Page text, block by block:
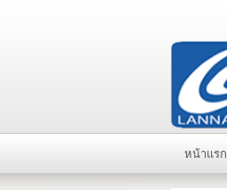
หน้าแรก